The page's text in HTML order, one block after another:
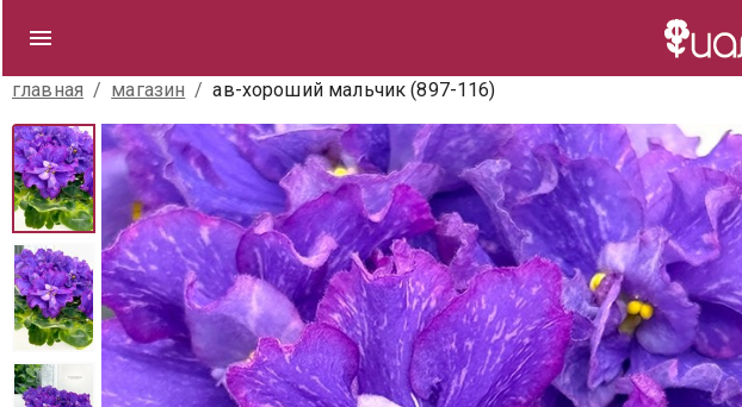
главная / магазин / ав-хороший мальчик (897-116)